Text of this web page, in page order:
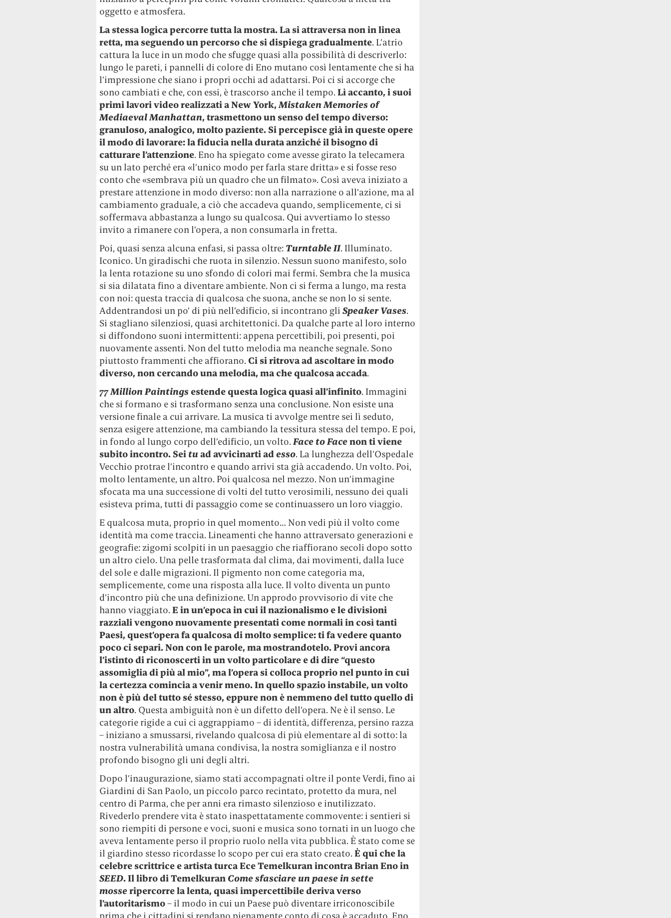
oggetto e atmosfera.
La stessa logica percorre tutta la mostra. La si attraversa non in linea
retta, ma seguendo un percorso che si dispiega gradualmente. L’atrio
cattura la luce in un modo che sfugge quasi alla possibilità di descriverlo:
lungo le pareti, i pannelli di colore di Eno mutano così lentamente che si ha
l’impressione che siano i propri occhi ad adattarsi. Poi ci si accorge che
sono cambiati e che, con essi, è trascorso anche il tempo.Lì accanto, i suoi
primi lavori video realizzati a New York,Mistaken Memories of
Mediaeval Manhattan, trasmettono un senso del tempo diverso:
granuloso, analogico, molto paziente. Si percepisce già in queste opere
il modo di lavorare: la fiducia nella durata anziché il bisogno di
catturare l’attenzione. Eno ha spiegato come avesse girato la telecamera
su un lato perché era «l’unico modo per farla stare dritta» e si fosse reso
conto che «sembrava più un quadro che un filmato». Così aveva iniziato a
prestare attenzione in modo diverso: non alla narrazione o all’azione, ma al
cambiamento graduale, a ciò che accadeva quando, semplicemente, ci si
soffermava abbastanza a lungo su qualcosa. Qui avvertiamo lo stesso
invito a rimanere con l’opera, a non consumarla in fretta.
Poi, quasi senza alcuna enfasi, si passa oltre: Turntable II. Illuminato.
Iconico. Un giradischi che ruota in silenzio. Nessun suono manifesto, solo
la lenta rotazione su uno sfondo di colori mai fermi. Sembra che la musica
si sia dilatata fino a diventare ambiente. Non ci si ferma a lungo, ma resta
con noi: questa traccia di qualcosa che suona, anche se non lo si sente.
Addentrandosi un po’ di più nell’edificio, si incontrano gliSpeaker Vases.
Si stagliano silenziosi, quasi architettonici. Da qualche parte al loro interno
si diffondono suoni intermittenti: appena percettibili, poi presenti, poi
nuovamente assenti. Non del tutto melodia ma neanche segnale. Sono
piuttosto frammenti che affiorano.Ci si ritrova ad ascoltare in modo
diverso, non cercando una melodia, ma che qualcosa accada.
77 Million Paintingsestende questa logica quasi all’infinito. Immagini
che si formano e si trasformano senza una conclusione. Non esiste una
versione finale a cui arrivare. La musica ti avvolge mentre sei lì seduto,
senza esigere attenzione, ma cambiando la tessitura stessa del tempo. E poi,
in fondo al lungo corpo dell’edificio, un volto.Face to Facenon ti viene
subito incontro. Sei tu ad avvicinarti ad esso. La lunghezza dell’Ospedale
Vecchio protrae l’incontro e quando arrivi sta già accadendo. Un volto. Poi,
molto lentamente, un altro. Poi qualcosa nel mezzo. Non un’immagine
sfocata ma una successione di volti del tutto verosimili, nessuno dei quali
esisteva prima, tutti di passaggio come se continuassero un loro viaggio.
E qualcosa muta, proprio in quel momento… Non vedi più il volto come
identità ma come traccia. Lineamenti che hanno attraversato generazioni e
geografie: zigomi scolpiti in un paesaggio che riaffiorano secoli dopo sotto
un altro cielo. Una pelle trasformata dal clima, dai movimenti, dalla luce
del sole e dalle migrazioni. Il pigmento non come categoria ma,
semplicemente, come una risposta alla luce. Il volto diventa un punto
d’incontro più che una definizione. Un approdo provvisorio di vite che
hanno viaggiato.E in un’epoca in cui il nazionalismo e le divisioni
razziali vengono nuovamente presentati come normali in così tanti
Paesi, quest’opera fa qualcosa di molto semplice: ti fa vedere quanto
poco ci separi. Non con le parole, ma mostrandotelo. Provi ancora
l’istinto di riconoscerti in un volto particolare e di dire “questo
assomiglia di più al mio”, ma l’opera si colloca proprio nel punto in cui
la certezza comincia a venir meno. In quello spazio instabile, un volto
non è più del tutto sé stesso, eppure non è nemmeno del tutto quello di
un altro. Questa ambiguità non è un difetto dell’opera. Ne è il senso. Le
categorie rigide a cui ci aggrappiamo – di identità, differenza, persino razza
– iniziano a smussarsi, rivelando qualcosa di più elementare al di sotto: la
nostra vulnerabilità umana condivisa, la nostra somiglianza e il nostro
profondo bisogno gli uni degli altri.
Dopo l’inaugurazione, siamo stati accompagnati oltre il ponte Verdi, fino ai
Giardini di San Paolo, un piccolo parco recintato, protetto da mura, nel
centro di Parma, che per anni era rimasto silenzioso e inutilizzato.
Rivederlo prendere vita è stato inaspettatamente commovente: i sentieri si
sono riempiti di persone e voci, suoni e musica sono tornati in un luogo che
aveva lentamente perso il proprio ruolo nella vita pubblica. È stato come se
il giardino stesso ricordasse lo scopo per cui era stato creato.È qui che la
celebre scrittrice e artista turca Ece Temelkuran incontra Brian Eno in
SEED. Il libro di Temelkuran Come sfasciare un paese in sette
mosseripercorre la lenta, quasi impercettibile deriva verso
l’autoritarismo– il modo in cui un Paese può diventare irriconoscibile